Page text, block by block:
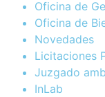
Oficina de
Oficina de
Novedades
Licitaciones
Juzgado
InLab